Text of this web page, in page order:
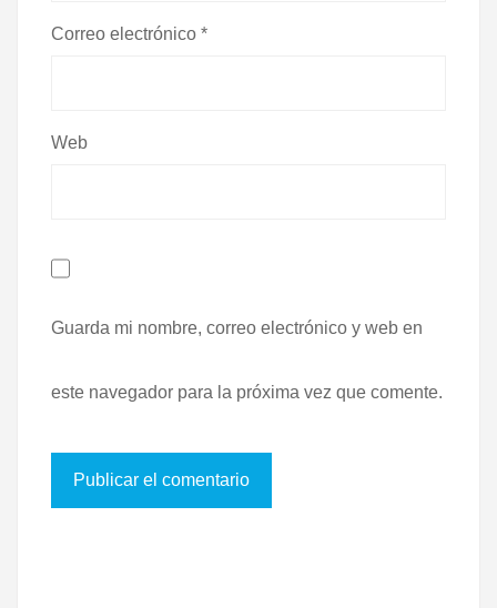
Correo electrónico *
Web
Guarda mi nombre, correo electrónico y web en
este navegador para la próxima vez que comente.